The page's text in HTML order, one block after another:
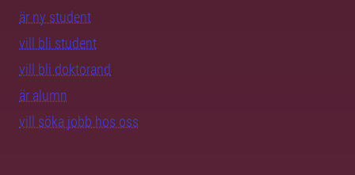
är ny student
vill bli student
vill bli doktorand
är alumn
vill söka jobb hos oss